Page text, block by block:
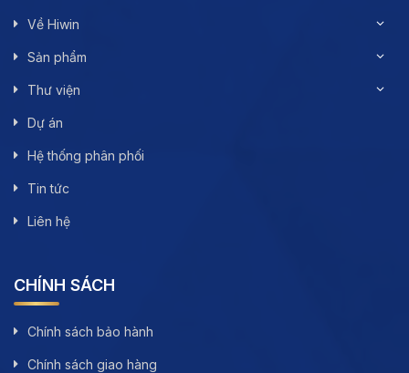
Về Hiwin
Sản phẩm
Thư viện
Dự án
Hệ thống phân phối
Tin tức
Liên hệ
CHÍNH SÁCH
Chính sách bảo hành
Chính sách giao hàng